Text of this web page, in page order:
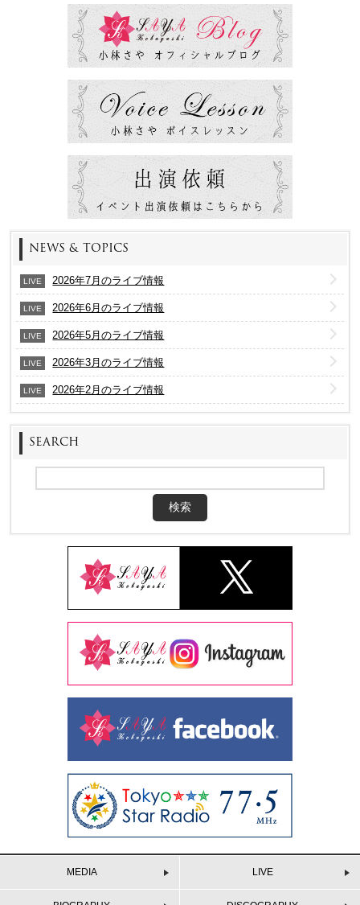
NEWS & TOPICS
LIVE 2026年7月のライブ情報
LIVE 2026年6月のライブ情報
LIVE 2026年5月のライブ情報
LIVE 2026年3月のライブ情報
LIVE 2026年2月のライブ情報
SEARCH
MEDIA LIVE